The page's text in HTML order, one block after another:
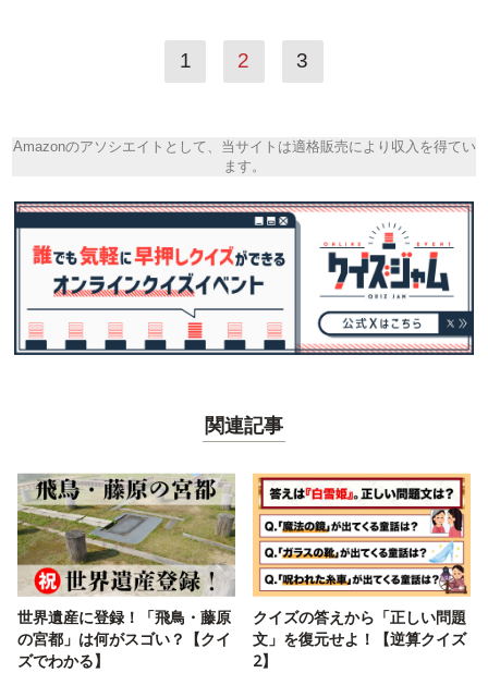
1 2 3
Amazonのアソシエイトとして、当サイトは適格販売により収入を得てい
ます。
関連記事
世界遺産に登録！「飛鳥・藤原
の宮都」は何がスゴい？【クイ
ズでわかる】
クイズの答えから「正しい問題
文」を復元せよ！【逆算クイズ
2】